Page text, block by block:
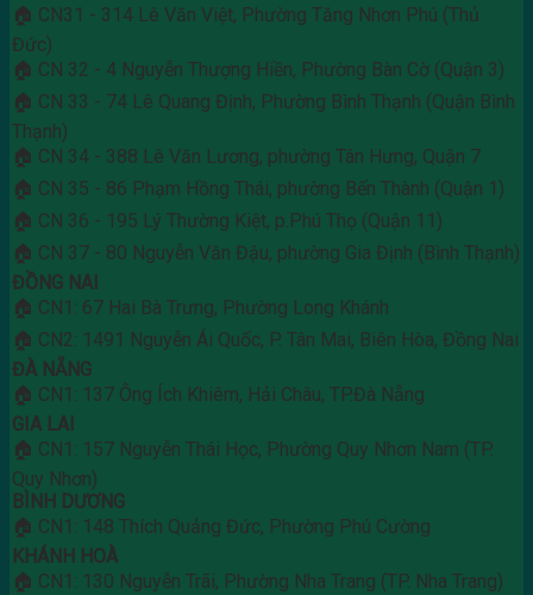
🏠 CN31 - 314 Lê Văn Việt, Phường Tăng Nhơn Phú (Thủ
Đức)
🏠 CN 32 - 4 Nguyễn Thượng Hiền, Phường Bàn Cờ (Quận 3)
🏠 CN 33 - 74 Lê Quang Định, Phường Bình Thạnh (Quận Bình
Thạnh)
🏠 CN 34 - 388 Lê Văn Lương, phường Tân Hưng, Quận 7
🏠 CN 35 - 86 Phạm Hồng Thái, phường Bến Thành (Quận 1)
🏠 CN 36 - 195 Lý Thường Kiệt, p.Phú Thọ (Quận 11)
🏠 CN 37 - 80 Nguyễn Văn Đậu, phường Gia Định (Bình Thạnh)
ĐỒNG NAI
🏠 CN1: 67 Hai Bà Trưng, Phường Long Khánh
🏠 CN2: 1491 Nguyễn Ái Quốc, P. Tân Mai, Biên Hòa, Đồng Nai
ĐÀ NẴNG
🏠 CN1: 137 Ông Ích Khiêm, Hải Châu, TP.Đà Nẵng
GIA LAI
🏠 CN1: 157 Nguyễn Thái Học, Phường Quy Nhơn Nam (TP.
Quy Nhơn)
BÌNH DƯƠNG
🏠 CN1: 148 Thích Quảng Đức, Phường Phú Cường
KHÁNH HOÀ
🏠 CN1: 130 Nguyễn Trãi, Phường Nha Trang (TP. Nha Trang)